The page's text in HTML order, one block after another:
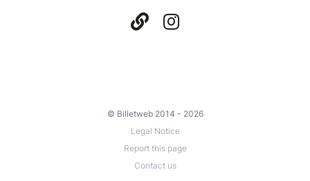
© Billetweb 2014 - 2026
Legal Notice
Report this page
Contact us